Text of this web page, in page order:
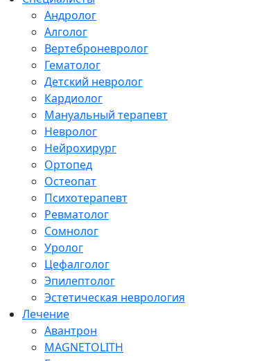
Андролог
Алголог
Вертеброневролог
Гематолог
Детский невролог
Кардиолог
Мануальный терапевт
Невролог
Нейрохирург
Ортопед
Остеопат
Психотерапевт
Ревматолог
Сомнолог
Уролог
Цефалголог
Эпилептолог
Эстетическая неврология
Лечение
Авантрон
MAGNETOLITH